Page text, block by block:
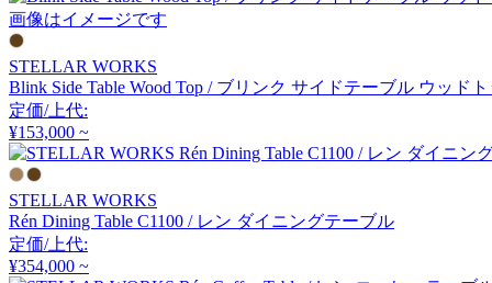
アーメット
アートワークスタジオ
画像はイメージです
STELLAR WORKS
Blink Side Table Wood Top / ブリンク サイドテーブル ウッド
定価/上代:
¥153,000 ~
STELLAR WORKS
Rén Dining Table C1100 / レン ダイニングテーブル
定価/上代:
¥354,000 ~